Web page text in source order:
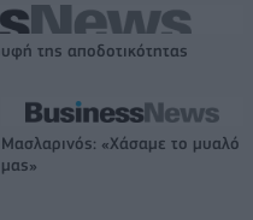
της αποδοτικότητας
Μασλαρινός: «Χάσαμε το μυαλό
μας»